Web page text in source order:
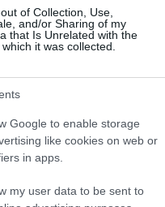
of Collection, Use,
and/or Sharing of my
that Is Unrelated with the
it was collected.
Google to enable storage
like cookies on web or
in apps.
my user data to be sent to
το buzzer-beater
πιάτα σε γνωστό